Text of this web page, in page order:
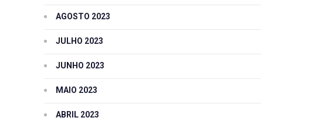
AGOSTO 2023
JULHO 2023
JUNHO 2023
MAIO 2023
ABRIL 2023